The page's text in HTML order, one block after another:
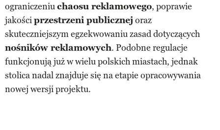
ograniczeniuchaosu reklamowego, poprawie
jakościprzestrzeni publicznej oraz
skuteczniejszym egzekwowaniu zasad dotyczących
nośników reklamowych. Podobne regulacje
funkcjonują już w wielu polskich miastach, jednak
stolica nadal znajduje się na etapie opracowywania
nowej wersji projektu.